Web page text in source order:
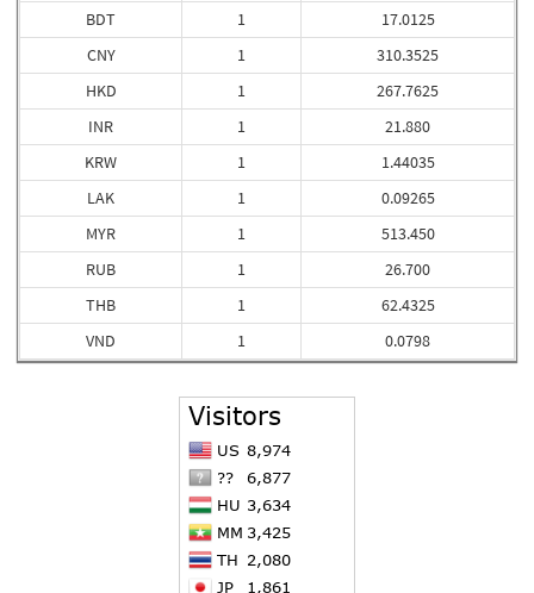
BDT
CNY
HKD
INR
KRW
LAK
MYR
RUB
THB
VND
1
1
1
1
1
1
1
1
1
1
17.0125
310.3525
267.7625
21.880
1.44035
0.09265
513.450
26.700
62.4325
0.0798